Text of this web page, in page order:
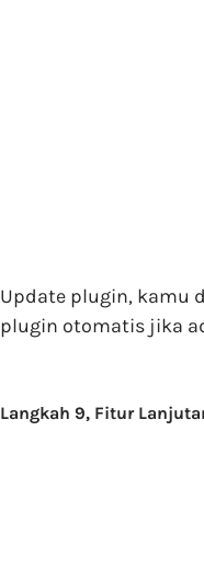
Update plugin, kamu
plugin otomatis jika
Langkah 9, Fitur